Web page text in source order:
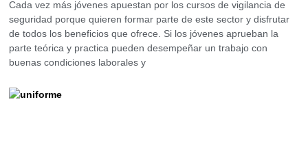
Cada vez más jóvenes apuestan por los cursos de vigilancia de
seguridad porque quieren formar parte de este sector y disfrutar
de todos los beneficios que ofrece. Si los jóvenes aprueban la
parte teórica y practica pueden desempeñar un trabajo con
buenas condiciones laborales y